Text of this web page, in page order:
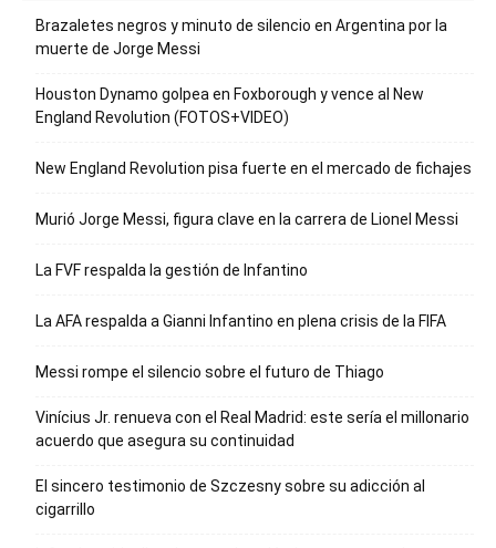
Brazaletes negros y minuto de silencio en Argentina por la
muerte de Jorge Messi
Houston Dynamo golpea en Foxborough y vence al New
England Revolution (FOTOS+VIDEO)
New England Revolution pisa fuerte en el mercado de fichajes
Murió Jorge Messi, figura clave en la carrera de Lionel Messi
La FVF respalda la gestión de Infantino
La AFA respalda a Gianni Infantino en plena crisis de la FIFA
Messi rompe el silencio sobre el futuro de Thiago
Vinícius Jr. renueva con el Real Madrid: este sería el millonario
acuerdo que asegura su continuidad
El sincero testimonio de Szczesny sobre su adicción al
cigarrillo